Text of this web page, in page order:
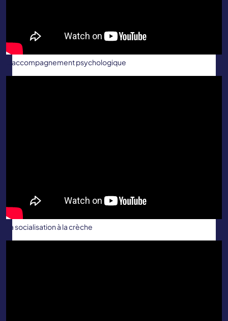
L’accompagnement psychologique
La socialisation à la crèche